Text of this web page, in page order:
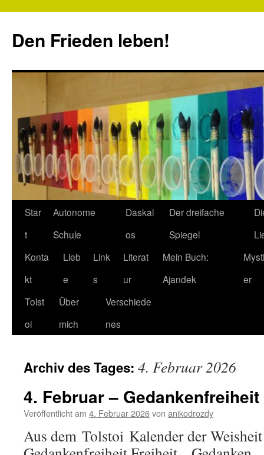
springen
Den Frieden leben!
Star
t
Autonome
Schule
Daskal
os
Der dreifache
Spiegel
Konta
kt
Lieb
e
Link
s
Literat
ur
Mein Buch:
Ajandek
er
Tolst
oi
Über
mich
Verschiede
nes
Archiv des Tages: 4. Februar 2026
4. Februar – Gedankenfreiheit
Veröffentlicht am 4. Februar 2026von anikodrozdy
Aus dem Tolstoi Kalender der